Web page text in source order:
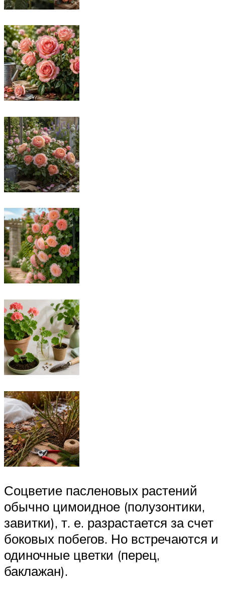
Соцветие пасленовых растений
обычно цимоидное (полузонтики,
завитки), т. е. разрастается за счет
боковых побегов. Но встречаются и
одиночные цветки (перец,
баклажан).